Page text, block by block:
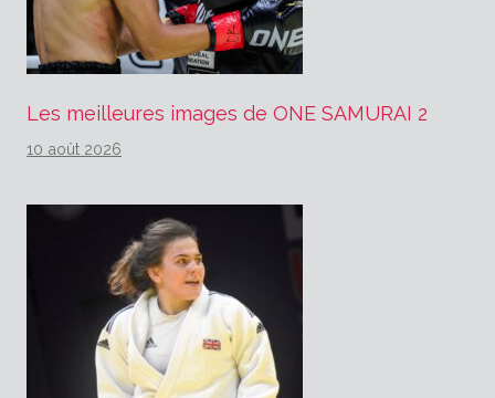
Les meilleures images de ONE SAMURAI 2
10 août 2026